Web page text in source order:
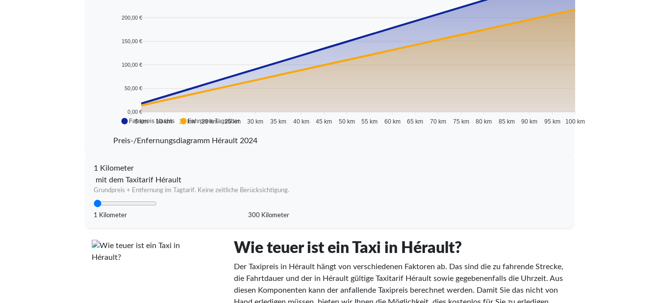
200,00 €
150,00 €
100,00 €
50,00 €
0,00 €
5 km 10 km 15 km 20 km 25 km 30 km 35 km 40 km 45 km 50 km 55 km 60 km 65 km 70 km 75 km 80 km 85 km 90 km 95 km 100 km
Fahrpreis Nachts Fahrpreis Tagsüber
Preis-/Enfernungsdiagramm Hérault 2024
1 Kilometer
mit dem Taxitarif Hérault
Grundpreis + Entfernung im Tagtarif. Keine zeitliche Berücksichtigung.
1 Kilometer 300 Kilometer
Wie teuer ist ein Taxi in Hérault?
Der Taxipreis in Hérault hängt von verschiedenen Faktoren ab. Das sind die zu fahrende Strecke,
die Fahrtdauer und der in Hérault gültige Taxitarif Hérault sowie gegebenenfalls die Uhrzeit. Aus
diesen Komponenten kann der anfallende Taxipreis berechnet werden. Damit Sie das nicht von